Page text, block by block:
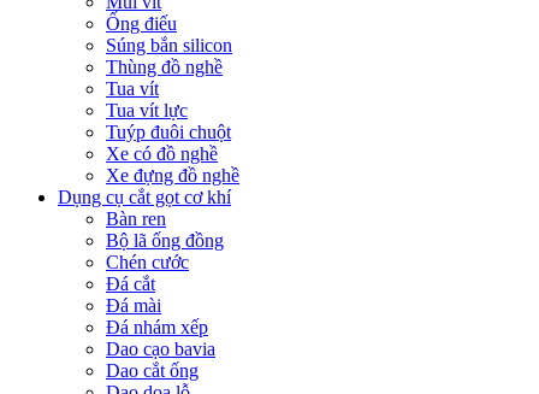
Ống điếu
Súng bắn silicon
Thùng đồ nghề
Tua vít
Tua vít lực
Tuýp đuôi chuột
Xe có đồ nghề
Xe đựng đồ nghề
Dụng cụ cắt gọt cơ khí
Bàn ren
Bộ lã ống đồng
Chén cước
Đá cắt
Đá mài
Đá nhám xếp
Dao cạo bavia
Dao cắt ống